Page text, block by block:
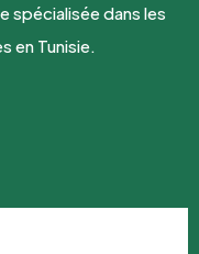
spécialisée dans les
en Tunisie.